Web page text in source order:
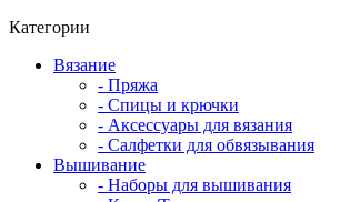
Категории
Вязание
- Пряжа
- Спицы и крючки
- Аксессуары для вязания
- Салфетки для обвязывания
Вышивание
- Наборы для вышивания